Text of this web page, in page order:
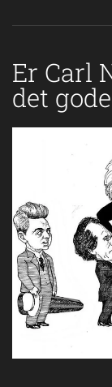
Er Carl
det